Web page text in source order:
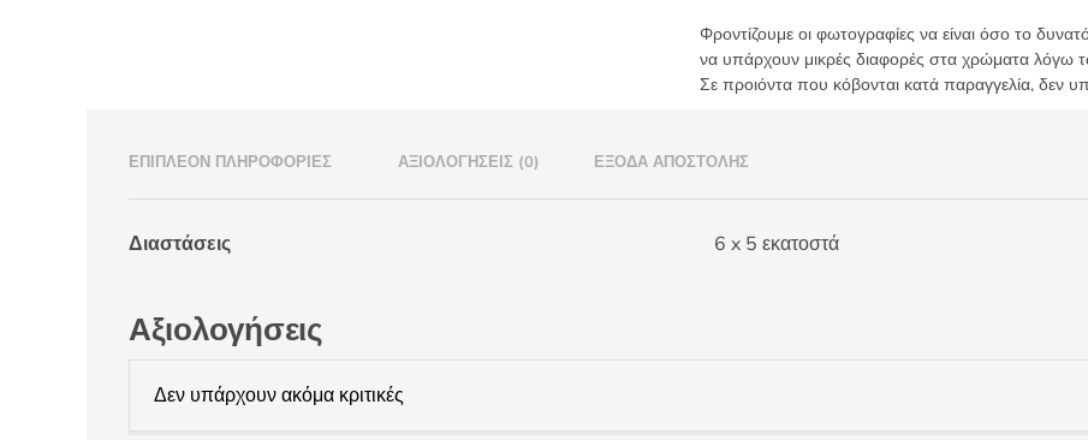
Φροντίζουμε οι φωτογραφίες να είναι όσο το
να υπάρχουν μικρές διαφορές στα χρώματα λόγω
Σε προιόντα που κόβονται κατά παραγγελία, δεν
ΕΠΙΠΛΈΟΝ ΠΛΗΡΟΦΟΡΊΕΣ ΑΞΙΟΛΟΓΉΣΕΙΣ (0) ΈΞΟΔΑ ΑΠΟΣΤΟΛΉΣ
Διαστάσεις 6 x 5 εκατοστά
Αξιολογήσεις
Δεν υπάρχουν ακόμα κριτικές